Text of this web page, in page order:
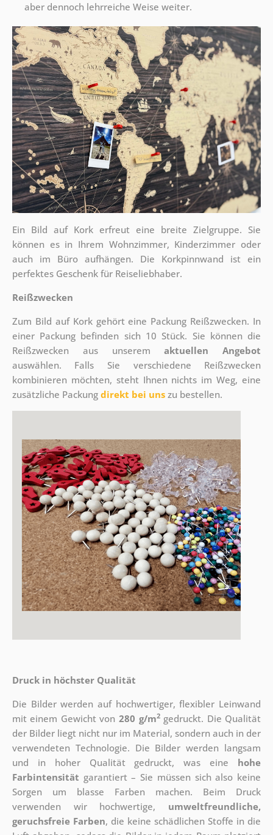
aber dennoch lehrreiche Weise weiter.
Ein Bild auf Kork erfreut eine breite Zielgruppe. Sie
können es in Ihrem Wohnzimmer, Kinderzimmer oder
auch im Büro aufhängen. Die Korkpinnwand ist ein
perfektes Geschenk für Reiseliebhaber.
Reißzwecken
Zum Bild auf Kork gehört eine Packung Reißzwecken. In
einer Packung befinden sich 10 Stück. Sie können die
Reißzwecken aus unseremaktuellen Angebot
auswählen. Falls Sie verschiedene Reißzwecken
kombinieren möchten, steht Ihnen nichts im Weg, eine
zusätzliche Packung direkt bei unszu bestellen.
Druck in höchster Qualität
Die Bilder werden auf hochwertiger, flexibler Leinwand
mit einem Gewicht von 280 g/m2gedruckt. Die Qualität
der Bilder liegt nicht nur im Material, sondern auch in der
verwendeten Technologie. Die Bilder werden langsam
und in hoher Qualität gedruckt, was eine hohe
Farbintensität garantiert – Sie müssen sich also keine
Sorgen um blasse Farben machen. Beim Druck
verwenden wir hochwertige, umweltfreundliche,
geruchsfreie Farben, die keine schädlichen Stoffe in die